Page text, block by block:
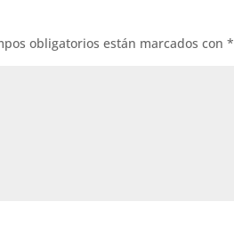
obligatorios están marcados con*